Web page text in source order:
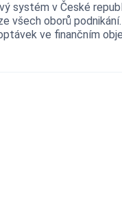
systém v České
všech oborů podnikání.
ve finančním